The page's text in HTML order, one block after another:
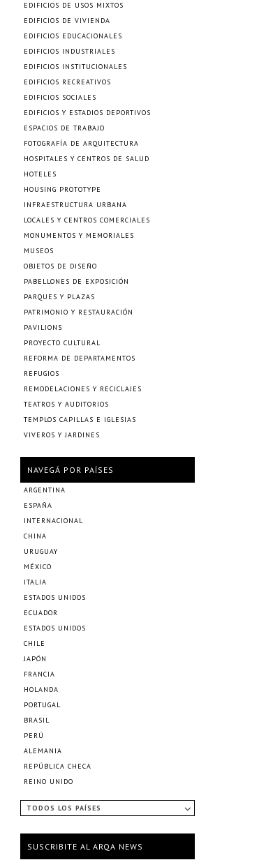
EDIFICIOS DE USOS MIXTOS
EDIFICIOS DE VIVIENDA
EDIFICIOS EDUCACIONALES
EDIFICIOS INDUSTRIALES
EDIFICIOS INSTITUCIONALES
EDIFICIOS RECREATIVOS
EDIFICIOS SOCIALES
EDIFICIOS Y ESTADIOS DEPORTIVOS
ESPACIOS DE TRABAJO
FOTOGRAFÍA DE ARQUITECTURA
HOSPITALES Y CENTROS DE SALUD
HOTELES
HOUSING PROTOTYPE
INFRAESTRUCTURA URBANA
LOCALES Y CENTROS COMERCIALES
MONUMENTOS Y MEMORIALES
MUSEOS
OBJETOS DE DISEÑO
PABELLONES DE EXPOSICIÓN
PARQUES Y PLAZAS
PATRIMONIO Y RESTAURACIÓN
PAVILIONS
PROYECTO CULTURAL
REFORMA DE DEPARTAMENTOS
REFUGIOS
REMODELACIONES Y RECICLAJES
TEATROS Y AUDITORIOS
TEMPLOS CAPILLAS E IGLESIAS
VIVEROS Y JARDINES
NAVEGÁ POR PAÍSES
ARGENTINA
ESPAÑA
INTERNACIONAL
CHINA
URUGUAY
MÉXICO
ITALIA
ESTADOS UNIDOS
ECUADOR
ESTADOS UNIDOS
CHILE
JAPÓN
FRANCIA
HOLANDA
PORTUGAL
BRASIL
PERÚ
ALEMANIA
REPÚBLICA CHECA
REINO UNIDO
TODOS LOS PAÍSES
SUSCRIBITE AL ARQA NEWS